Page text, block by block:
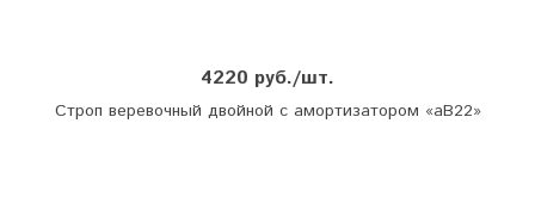
4220 руб./шт.
Строп веревочный двойной с амортизатором «аВ22»